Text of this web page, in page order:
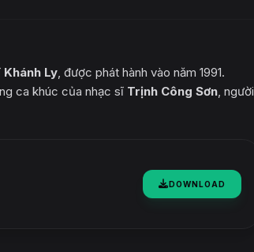
Khánh Ly, được phát hành vào năm 1991.
ca khúc của nhạc sĩ Trịnh Công Sơn, người
DOWNLOAD